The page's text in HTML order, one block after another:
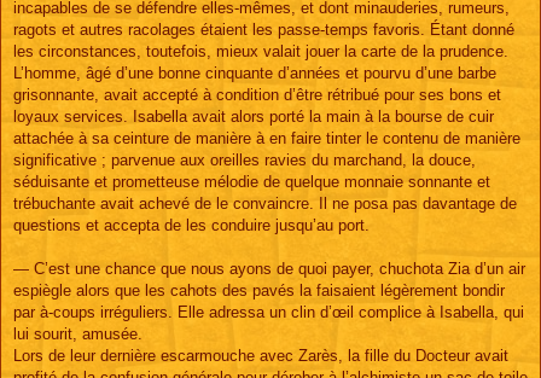
incapables de se défendre elles-mêmes, et dont minauderies, rumeurs,
ragots et autres racolages étaient les passe-temps favoris. Étant donné
les circonstances, toutefois, mieux valait jouer la carte de la prudence.
L’homme, âgé d’une bonne cinquante d’années et pourvu d’une barbe
grisonnante, avait accepté à condition d’être rétribué pour ses bons et
loyaux services. Isabella avait alors porté la main à la bourse de cuir
attachée à sa ceinture de manière à en faire tinter le contenu de manière
significative ; parvenue aux oreilles ravies du marchand, la douce,
séduisante et prometteuse mélodie de quelque monnaie sonnante et
trébuchante avait achevé de le convaincre. Il ne posa pas davantage de
questions et accepta de les conduire jusqu’au port.
— C’est une chance que nous ayons de quoi payer, chuchota Zia d’un air
espiègle alors que les cahots des pavés la faisaient légèrement bondir
par à-coups irréguliers. Elle adressa un clin d’œil complice à Isabella, qui
lui sourit, amusée.
Lors de leur dernière escarmouche avec Zarès, la fille du Docteur avait